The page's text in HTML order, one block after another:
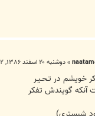
»دوشنبه ۲۰ اسفند ۱۳۸۶, ۱۰:۴۲ ب.ظ
خويشم در تـحـيـر
آنكه گويندش تفكر